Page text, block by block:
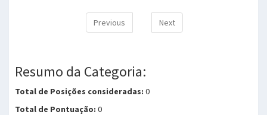
Previous Next
Resumo da Categoria:
Total de Posições consideradas: 0
Total de Pontuação: 0